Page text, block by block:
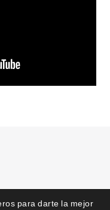
para darte la mejor